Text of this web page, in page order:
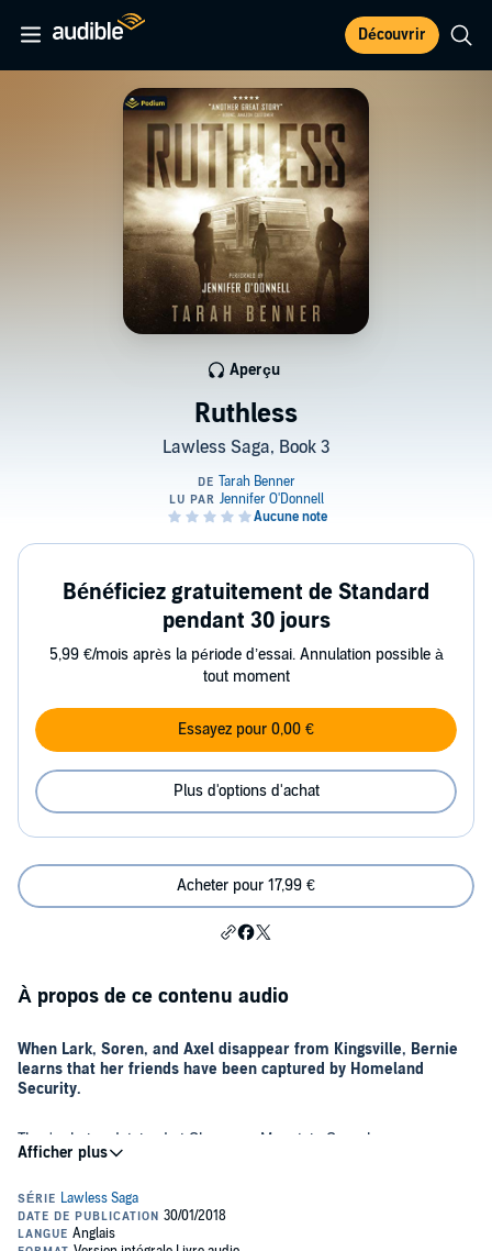
Découvrir
Ruthless
Lawless Saga, Book 3
Aperçu
Bénéficiez gratuitement de Standard
pendant 30 jours
5,99 €/mois après la période d’essai. Annulation possible à
tout moment
Essayez pour 0,00 €
Plus d'options d'achat
Acheter pour 17,99 €
À propos de ce contenu audio
When Lark, Soren, and Axel disappear from Kingsville, Bernie
learns that her friends have been captured by Homeland
Security.
They're being detained at Cheyenne Mountain Complex, an
impenetrable government fortress where prisoners have been
Homeland Security wants information on GreenSeed, but Soren is